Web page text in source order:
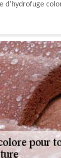
d’hydrofuge